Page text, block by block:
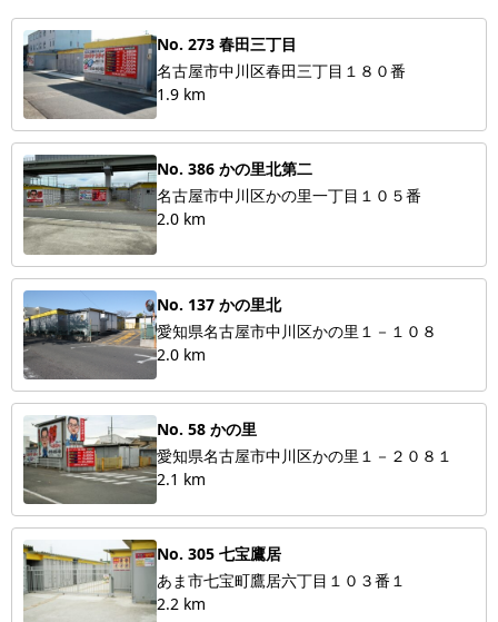
No. 273 春田三丁目
名古屋市中川区春田三丁目１８０番
1.9 km
No. 386 かの里北第二
名古屋市中川区かの里一丁目１０５番
2.0 km
No. 137 かの里北
愛知県名古屋市中川区かの里１－１０８
2.0 km
No. 58 かの里
愛知県名古屋市中川区かの里１－２０８１
2.1 km
No. 305 七宝鷹居
あま市七宝町鷹居六丁目１０３番１
2.2 km